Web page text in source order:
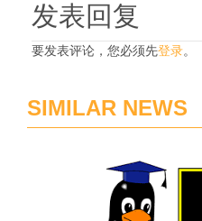
发表回复
要发表评论，您必须先登录。
SIMILAR NEWS